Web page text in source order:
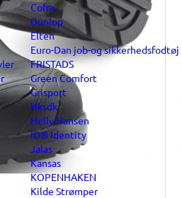
Cofra
Dunlop
Elten
Euro-Dan job-og sikkerhedsfodtøj
FRISTADS
Green Comfort
Grisport
Hksdk
Helly Hansen
ID® Identity
Jalas
Kansas
KOPENHAKEN
Kilde Strømper